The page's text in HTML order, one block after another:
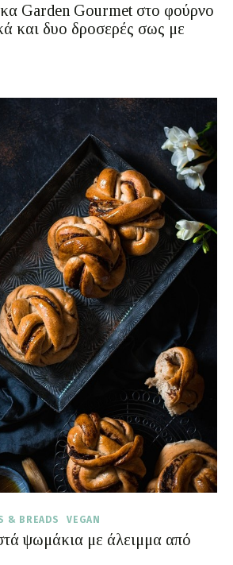
Garden Gourmet στο φούρνο
και δυο δροσερές σως με
& BREADS VEGAN
ψωμάκια με άλειμμα από